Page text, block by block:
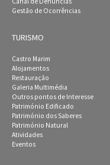
Gestão de Ocorrências
TURISMO
Castro Marim
Alojamentos
Restauração
Galeria Multimédia
Outros pontos de Interesse
Património Edificado
Património dos Saberes
Património Natural
Atividades
Eventos